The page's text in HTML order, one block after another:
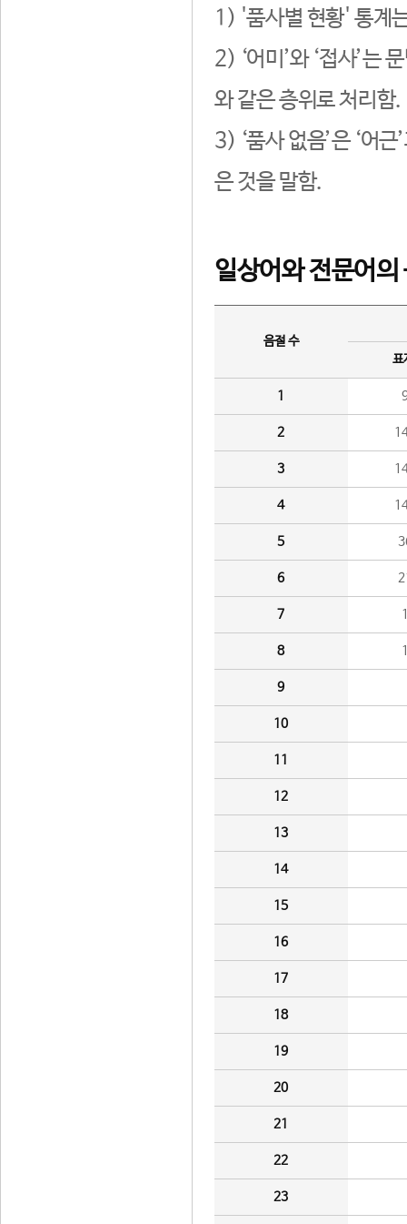
1) '품사별 현황' 통계
2) ‘어미’와 ‘접사’는
와 같은 층위로 처리함.
3) ‘품사 없음’은 ‘어
은 것을 말함.
일상어와 전문어의
음절 수
표
1
2
3
4
5
6
7
8
9
10
11
12
13
14
15
16
17
18
19
20
21
22
23